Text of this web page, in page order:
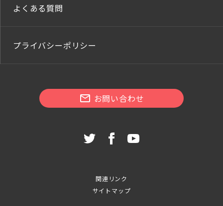
よくある質問
プライバシーポリシー
お問い合わせ
関連リンク
サイトマップ